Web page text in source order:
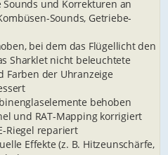
Sounds und Korrekturen an
Sounds, Getriebe-
bei dem das Flügellicht den
Sharklet nicht beleuchtete
Farben der Uhranzeige
behoben
und RAT-Mapping korrigiert
Riegel repariert
Effekte (z. B. Hitzeunschärfe,